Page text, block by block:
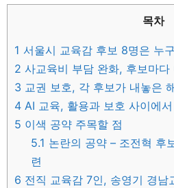
목차
1 서울시 교육감 후보 8명은 누
2 사교육비 부담 완화, 후보마다
3 교권 보호, 각 후보가 내놓은
4 AI 교육, 활용과 보호 사이에서
5 이색 공약 주목할 점
5.1 논란의 공약 – 조전혁 후
련
6 전직 교육감 7인, 송영기 경남